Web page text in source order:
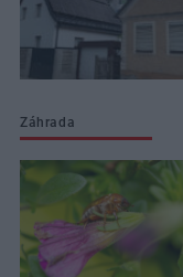
Záhrada